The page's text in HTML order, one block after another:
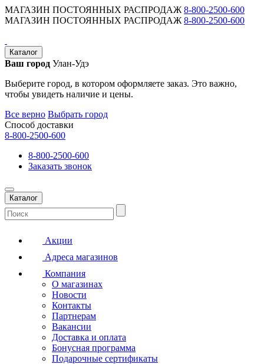
МАГАЗИН ПОСТОЯННЫХ РАСПРОДАЖ 8-800-2500-600
МАГАЗИН ПОСТОЯННЫХ РАСПРОДАЖ 8-800-2500-600
Каталог
Ваш город Улан-Удэ
Выберите город, в котором оформляете заказ. Это важно,
чтобы увидеть наличие и цены.
Все верно Выбрать город
Способ доставки
8-800-2500-600
8-800-2500-600
Заказать звонок
Каталог
Акции
Адреса магазинов
Компания
О магазинах
Новости
Контакты
Партнерам
Вакансии
Доставка и оплата
Бонусная программа
Подарочные сертификаты